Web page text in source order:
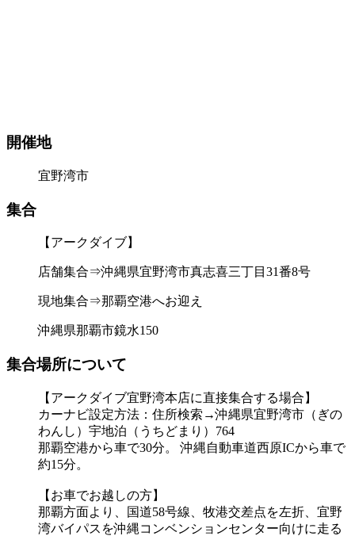
開催地
宜野湾市
集合
【アークダイブ】
店舗集合⇒沖縄県宜野湾市真志喜三丁目31番8号
現地集合⇒那覇空港へお迎え
沖縄県那覇市鏡水150
集合場所について
【アークダイブ宜野湾本店に直接集合する場合】
カーナビ設定方法：住所検索→沖縄県宜野湾市（ぎの
わんし）宇地泊（うちどまり）764
那覇空港から車で30分。 沖縄自動車道西原ICから車で
約15分。
【お車でお越しの方】
那覇方面より、国道58号線、牧港交差点を左折、宜野
湾バイパスを沖縄コンベンションセンター向けに走る